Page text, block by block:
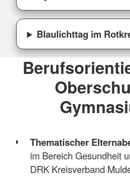
Blaulichttag im
Thematischer
im Bereich Gesundheit
DRK Kreisverband